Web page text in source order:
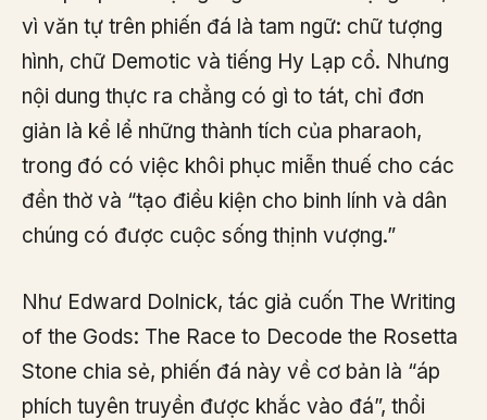
vì văn tự trên phiến đá là tam ngữ: chữ tượng
hình, chữ Demotic và tiếng Hy Lạp cổ. Nhưng
nội dung thực ra chẳng có gì to tát, chỉ đơn
giản là kể lể những thành tích của pharaoh,
trong đó có việc khôi phục miễn thuế cho các
đền thờ và “tạo điều kiện cho binh lính và dân
chúng có được cuộc sống thịnh vượng.”
Như Edward Dolnick, tác giả cuốn The Writing
of the Gods: The Race to Decode the Rosetta
Stone chia sẻ, phiến đá này về cơ bản là “áp
phích tuyên truyền được khắc vào đá”, thổi